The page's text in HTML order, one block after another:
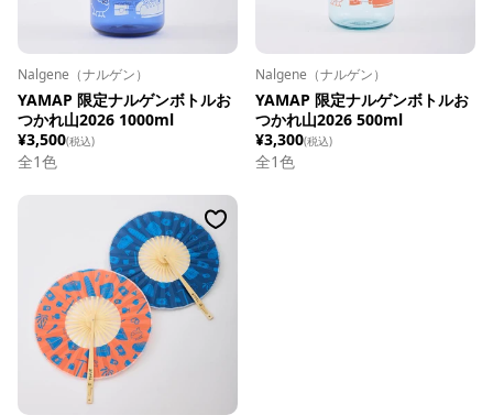
Nalgene（ナルゲン）
YAMAP 限定ナルゲンボトルお
つかれ山2026 1000ml
¥3,500(税込)
全1色
Nalgene（ナルゲン）
YAMAP 限定ナルゲンボトルお
つかれ山2026 500ml
¥3,300(税込)
全1色